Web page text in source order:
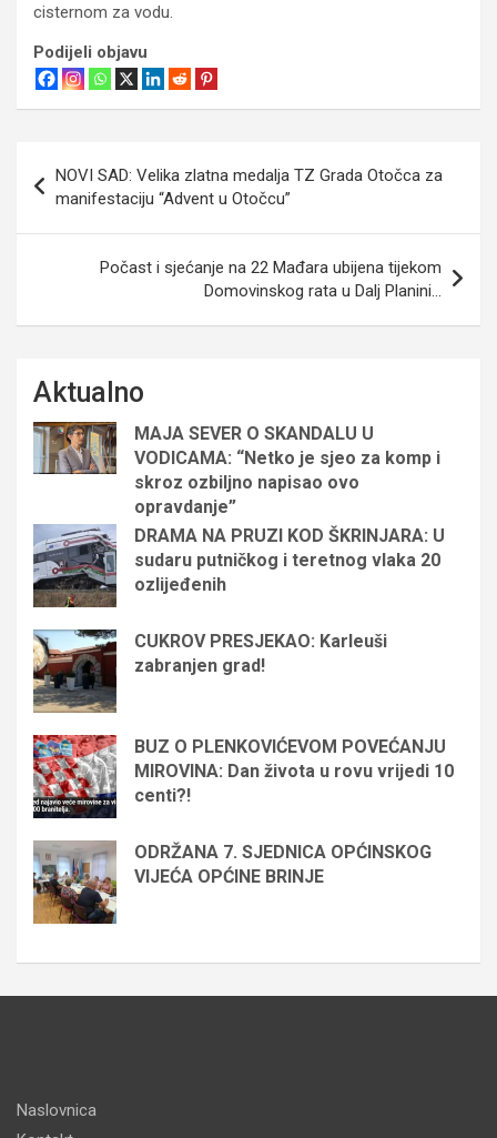
cisternom za vodu.
Podijeli objavu
objava
NOVI SAD: Velika zlatna medalja TZ Grada Otočca za
manifestaciju “Advent u Otočcu”
Počast i sjećanje na 22 Mađara ubijena tijekom
Domovinskog rata u Dalj Planini…
Aktualno
MAJA SEVER O SKANDALU U
VODICAMA: “Netko je sjeo za komp i
skroz ozbiljno napisao ovo
opravdanje”
DRAMA NA PRUZI KOD ŠKRINJARA: U
sudaru putničkog i teretnog vlaka 20
ozlijeđenih
CUKROV PRESJEKAO: Karleuši
zabranjen grad!
BUZ O PLENKOVIĆEVOM POVEĆANJU
MIROVINA: Dan života u rovu vrijedi 10
centi?!
ODRŽANA 7. SJEDNICA OPĆINSKOG
VIJEĆA OPĆINE BRINJE
Naslovnica